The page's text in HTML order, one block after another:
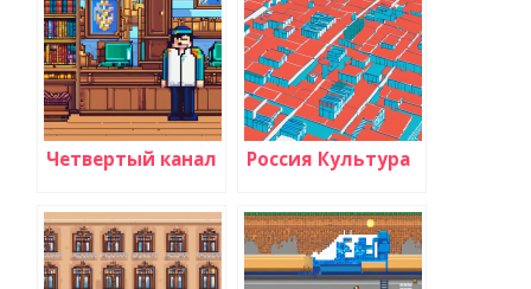
Четвертый канал Россия Культура